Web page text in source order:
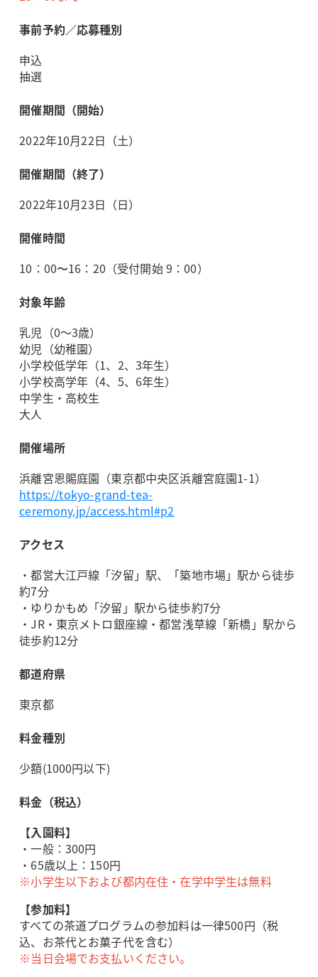
事前予約／応募種別
申込
抽選
開催期間（開始）
2022年10月22日（土）
開催期間（終了）
2022年10月23日（日）
開催時間
10：00〜16：20（受付開始 9：00）
対象年齢
乳児（0～3歳）
幼児（幼稚園）
小学校低学年（1、2、3年生）
小学校高学年（4、5、6年生）
中学生・高校生
大人
開催場所
浜離宮恩賜庭園（東京都中央区浜離宮庭園1-1）
https://tokyo-grand-tea-
ceremony.jp/access.html#p2
アクセス
・都営大江戸線「汐留」駅、「築地市場」駅から徒歩
約7分
・ゆりかもめ「汐留」駅から徒歩約7分
・JR・東京メトロ銀座線・都営浅草線「新橋」駅から
徒歩約12分
都道府県
東京都
料金種別
少額(1000円以下)
料金（税込）
【入園料】
・一般：300円
・65歳以上：150円
※小学生以下および都内在住・在学中学生は無料
【参加料】
すべての茶道プログラムの参加料は一律500円（税
込、お茶代とお菓子代を含む）
※当日会場でお支払いください。